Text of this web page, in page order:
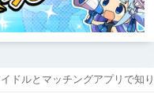
ドルとマッチングアプリで知